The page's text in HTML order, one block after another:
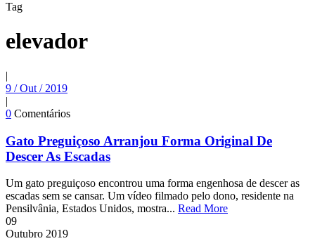
Tag
elevador
|
9 / Out / 2019
|
0 Comentários
Gato Preguiçoso Arranjou Forma Original De
Descer As Escadas
Um gato preguiçoso encontrou uma forma engenhosa de descer as
escadas sem se cansar. Um vídeo filmado pelo dono, residente na
Pensilvânia, Estados Unidos, mostra... Read More
09
Outubro 2019